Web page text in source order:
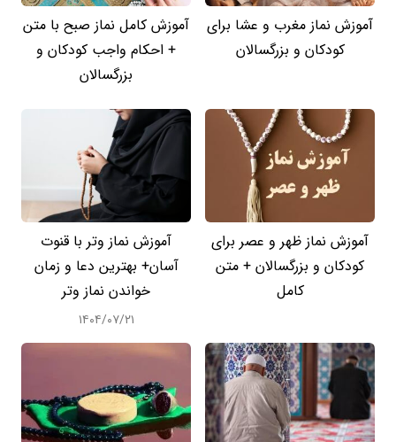
آموزش نماز مغرب و عشا برای
کودکان و بزرگسالان
آموزش کامل نماز صبح با متن
+ احکام واجب کودکان و
بزرگسالان
آموزش نماز ظهر و عصر برای
کودکان و بزرگسالان + متن
کامل
آموزش نماز وتر با قنوت
آسان+ بهترین دعا و زمان
خواندن نماز وتر
۱۴۰۴/۰۷/۲۱